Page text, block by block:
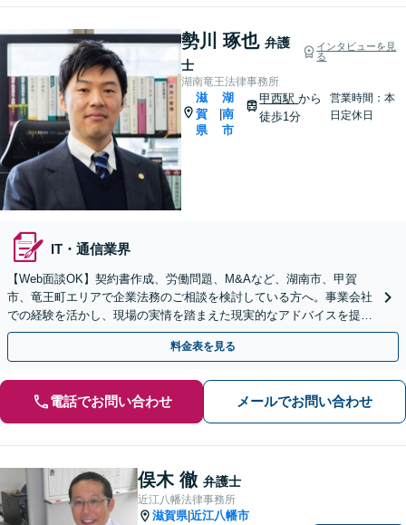
勢川 琢也 弁護
士
インタビューを見
る
湖南竜王法律事務所
滋
賀
県
湖
南
市
甲西駅から
徒歩1分
営業時間：本
日定休日
IT・通信業界
【Web面談OK】契約書作成、労働問題、M&Aなど、湖南市、甲賀
市、竜王町エリアで企業法務のご相談を検討している方へ。事業会社
での経験を活かし、現場の実情を踏まえた現実的なアドバイスを提供
いたします【顧問契約OK】【甲西駅1分】
料金表を見る
電話でお問い合わせ メールでお問い合わせ
俣木 徹 弁護士
近江八幡法律事務所
滋賀県|近江八幡市